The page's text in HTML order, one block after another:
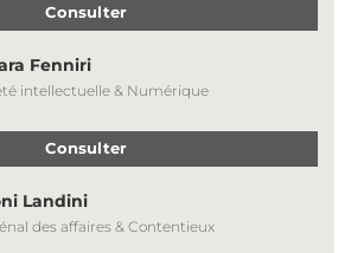
Consulter
Fenniri
intellectuelle & Numérique
Consulter
Landini
des affaires & Contentieux